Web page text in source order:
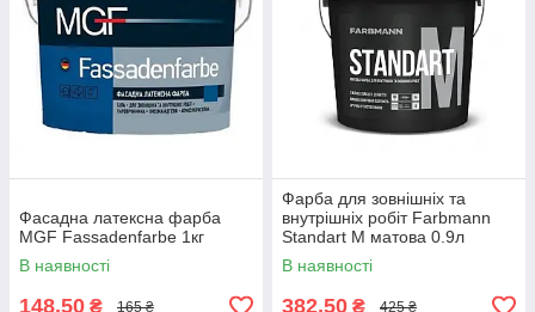
Фасадна латексна фарба
MGF Fassadenfarbe 1кг
В наявності
148,50 ₴ 165 ₴
Фарба для зовнішніх та
внутрішніх робіт Farbmann
Standart M матова 0.9л
В наявності
382,50 ₴ 425 ₴